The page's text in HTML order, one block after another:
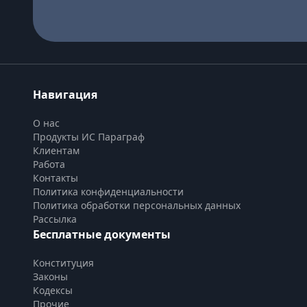
Навигация
О нас
Продукты ИС Параграф
Клиентам
Работа
Контакты
Политика конфиденциальности
Политика обработки персональных данных
Рассылка
Бесплатные документы
Конституция
Законы
Кодексы
Прочие